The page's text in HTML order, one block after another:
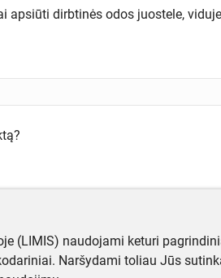
apsiūti dirbtinės odos juostele,
(LIMIS) naudojami keturi
Naršydami toliau Jūs